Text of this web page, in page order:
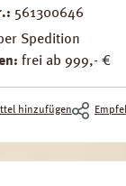
561300646
Spedition
frei ab 999,- €
hinzufügen